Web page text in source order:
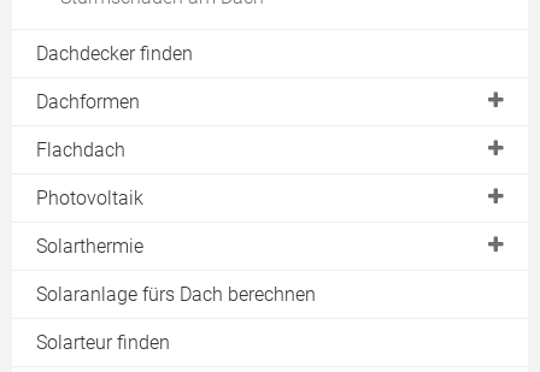
Dachdecker finden
Dachformen
Satteldach
Pultdach
Schleppdach
Sheddach
Flachdach
Dacheindeckung
Entwässerung
Dämmung
Solaranlage
Photovoltaik
Photovoltaikanlage
Solarthermie
Solarheizung
Solaranlage fürs Dach berechnen
Solarteur finden